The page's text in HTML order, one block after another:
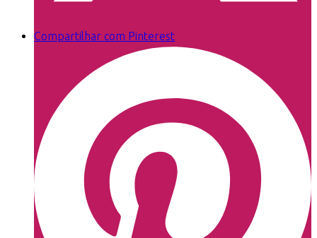
Compartilhar com Pinterest